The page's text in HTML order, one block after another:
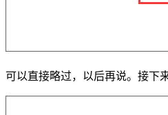
可以直接略过，以后再说。接下